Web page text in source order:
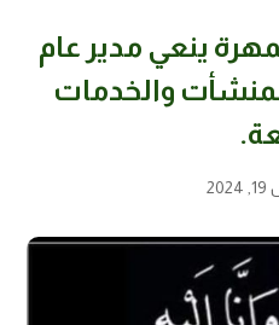
ينعي مدير عام
والخدمات